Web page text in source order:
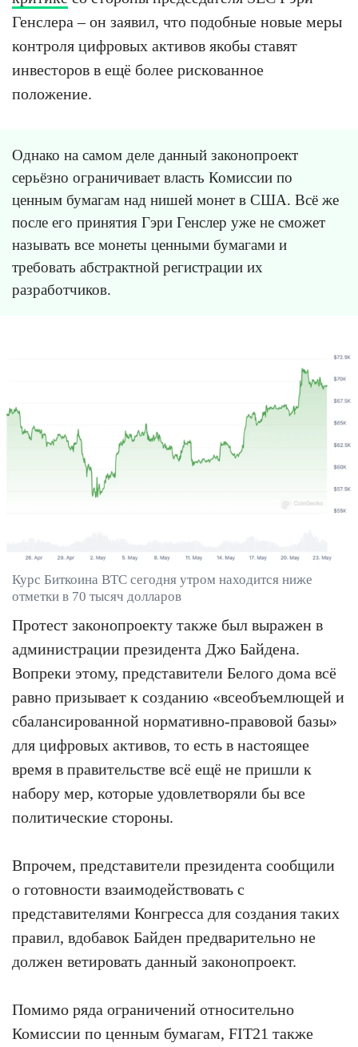
Генслера – он заявил, что подобные новые меры
контроля цифровых активов якобы ставят
инвесторов в ещё более рискованное
положение.
Однако на самом деле данный законопроект
серьёзно ограничивает власть Комиссии по
ценным бумагам над нишей монет в США. Всё же
после его принятия Гэри Генслер уже не сможет
называть все монеты ценными бумагами и
требовать абстрактной регистрации их
разработчиков.
Курс Биткоина BTC сегодня утром находится ниже
отметки в 70 тысяч долларов
Протест законопроекту также был выражен в
администрации президента Джо Байдена.
Вопреки этому, представители Белого дома всё
равно призывает к созданию «всеобъемлющей и
сбалансированной нормативно-правовой базы»
для цифровых активов, то есть в настоящее
время в правительстве всё ещё не пришли к
набору мер, которые удовлетворяли бы все
политические стороны.
Впрочем, представители президента сообщили
о готовности взаимодействовать с
представителями Конгресса для создания таких
правил, вдобавок Байден предварительно не
должен ветировать данный законопроект.
Помимо ряда ограничений относительно
Комиссии по ценным бумагам, FIT21 также